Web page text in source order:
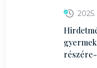
részére-